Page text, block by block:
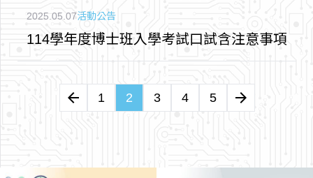
2025.05.07活動公告
114學年度博士班入學考試口試含注意事項
arrow_back 1 2 3 4 5 arrow_forward